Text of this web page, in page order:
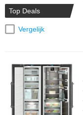
Top Deals
Vergelijk